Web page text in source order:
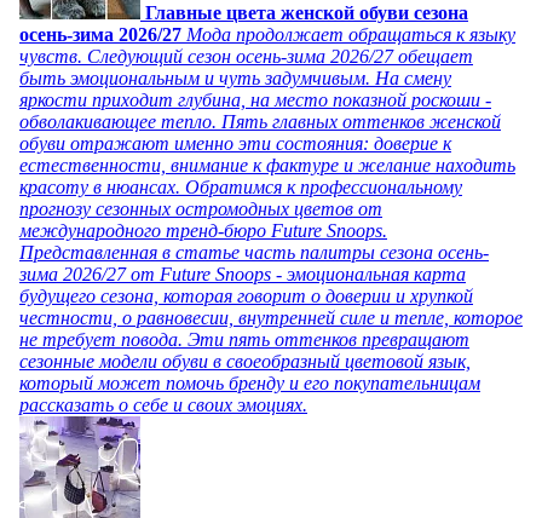
Главные цвета женской обуви сезона
осень-зима 2026/27 Мода продолжает обращаться к языку
чувств. Следующий сезон осень-зима 2026/27 обещает
быть эмоциональным и чуть задумчивым. На смену
яркости приходит глубина, на место показной роскоши -
обволакивающее тепло. Пять главных оттенков женской
обуви отражают именно эти состояния: доверие к
естественности, внимание к фактуре и желание находить
красоту в нюансах. Обратимся к профессиональному
прогнозу сезонных остромодных цветов от
международного тренд-бюро Future Snoops.
Представленная в статье часть палитры сезона осень-
зима 2026/27 от Future Snoops - эмоциональная карта
будущего сезона, которая говорит о доверии и хрупкой
честности, о равновесии, внутренней силе и тепле, которое
не требует повода. Эти пять оттенков превращают
сезонные модели обуви в своеобразный цветовой язык,
который может помочь бренду и его покупательницам
рассказать о себе и своих эмоциях.